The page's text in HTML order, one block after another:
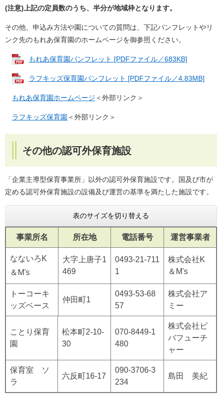
(注意)上記の定員数のうち、半分が地域枠となります。
その他、申込み方法や園についての質問は、下記パンフレットやリ
ンク先のもれあ保育園のホームページを御参照ください。
もれあ保育園パンフレット [PDFファイル／683KB]
ラフキッズ保育園パンフレット [PDFファイル／4.83MB]
もれあ保育園ホームページ ＜外部リンク＞
ラフキッズ保育園 ＜外部リンク＞
その他の認可外保育施設
「企業主導型保育事業所」以外の認可外保育施設です。国及び市が
定める認可外保育施設の設備及び運営の基準を満たした施設です。
表のサイズを切り替える
事業所名 所在地 電話番号 運営事業者
なないろK
＆M's
大字上唐子1
469
0493-21-711
1
株式会社K
＆M's
トーコーキ
ッズベース
仲田町1
0493-53-68
57
株式会社ア
ミー
ことり保育
園
松本町2-10-
30
070-8449-1
480
株式会社ビ
バフューチ
ャー
保育室 ソ
ラ
六反町16-17
090-3706-3
234
島田 美紀